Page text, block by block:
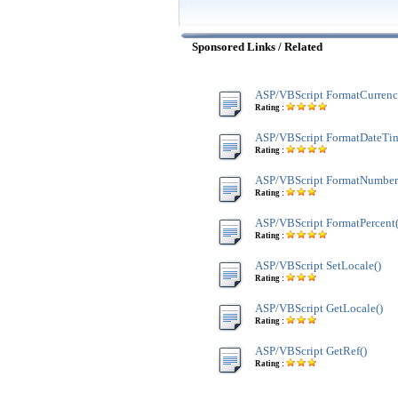
Sponsored Links / Related
ASP/VBScript
Rating :
ASP/VBScript
Rating :
ASP/VBScript
Rating :
ASP/VBScript
Rating :
ASP/VBScript SetLocale()
Rating :
ASP/VBScript GetLocale()
Rating :
ASP/VBScript GetRef()
Rating :